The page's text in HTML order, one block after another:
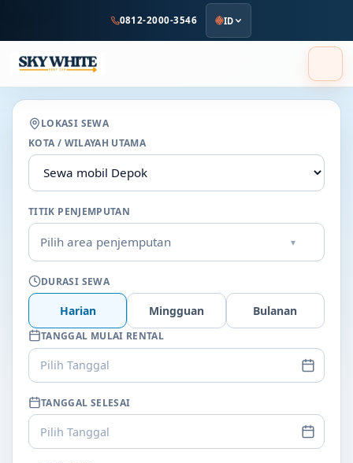
utama
0812-2000-3546 ID
LOKASI SEWA
KOTA / WILAYAH UTAMA
TITIK PENJEMPUTAN
Pilih area penjemputan ▾
DURASI SEWA
Harian Mingguan Bulanan
TANGGAL MULAI RENTAL
Pilih Tanggal
TANGGAL SELESAI
Pilih Tanggal